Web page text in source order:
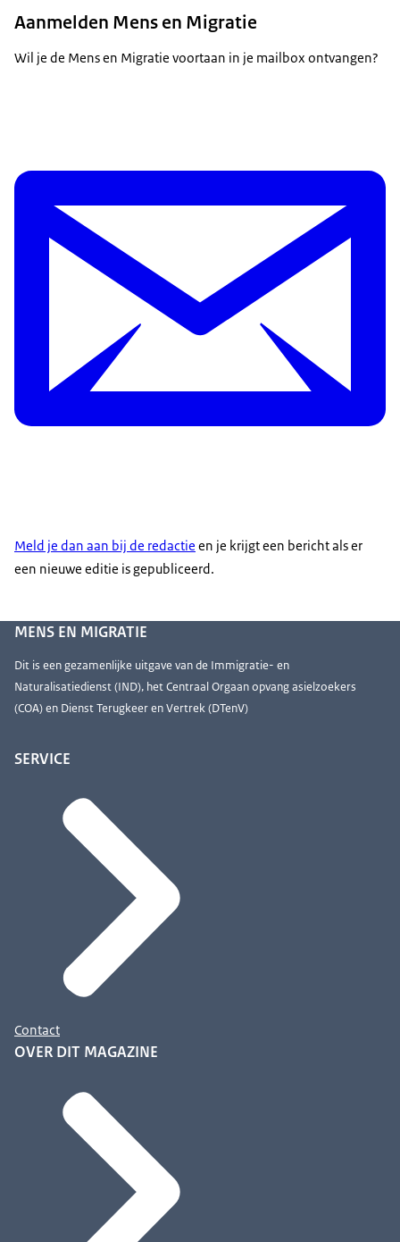
Aanmelden Mens en Migratie
Wil je de Mens en Migratie voortaan in je mailbox ontvangen?
Meld je dan aan bij de redactie en je krijgt een bericht als er
een nieuwe editie is gepubliceerd.
MENS EN MIGRATIE
Dit is een gezamenlijke uitgave van de Immigratie- en
Naturalisatiedienst (IND), het Centraal Orgaan opvang asielzoekers
(COA) en Dienst Terugkeer en Vertrek (DTenV)
SERVICE
Contact
OVER DIT MAGAZINE